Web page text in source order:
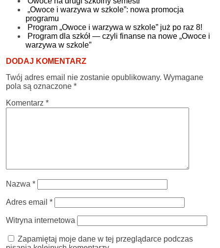
„Owoce i warzywa w szkole”: nowa promocja
programu
Program „Owoce i warzywa w szkole” już po raz 8!
Program dla szkół — czyli finanse na nowe „Owoce i
warzywa w szkole”
DODAJ KOMENTARZ
Twój adres email nie zostanie opublikowany. Wymagane
pola są oznaczone *
Komentarz *
Nazwa *
Adres email *
Witryna internetowa
Zapamiętaj moje dane w tej przeglądarce podczas